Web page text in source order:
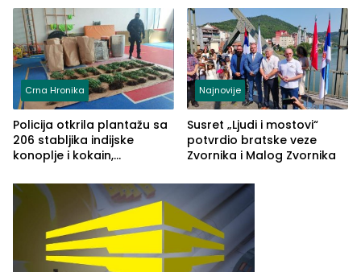
Crna Hronika
Policija otkrila plantažu sa
206 stabljika indijske
konoplje i kokain,
(FOTO)
Najnovije
Susret „Ljudi i mostovi“
potvrdio bratske veze
Zvornika i Malog Zvornika